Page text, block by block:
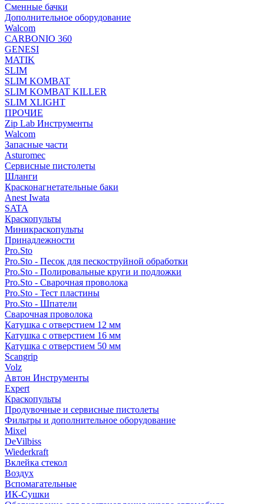
Сменные бачки
Дополнительное оборудование
Walcom
CARBONIO 360
GENESI
MATIK
SLIM
SLIM KOMBAT
SLIM KOMBAT KILLER
SLIM XLIGHT
ПРОЧИЕ
Zip Lab Инструменты
Walсom
Запасные части
Asturomec
Сервисные пистолеты
Шланги
Красконагнетательные баки
Anest Iwata
SATA
Краскопульты
Миникраскопульты
Принадлежности
Pro.Sto
Pro.Sto - Песок для пескоструйной обработки
Pro.Sto - Полировальные круги и подложки
Pro.Sto - Сварочная проволока
Pro.Sto - Тест пластины
Pro.Sto - Шпатели
Сварочная проволока
Катушка с отверстием 12 мм
Катушка с отверстием 16 мм
Катушка с отверстием 50 мм
Scangrip
Volz
Автон Инструменты
Expert
Краскопульты
Продувочные и сервисные пистолеты
Фильтры и дополнительное оборудование
Mixel
DeVilbiss
Wiederkraft
Вклейка стекол
Воздух
Вспомагательные
ИК-Сушки